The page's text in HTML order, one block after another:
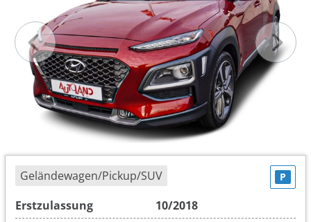
Geländewagen/Pickup/SUV P
Erstzulassung
10/2018